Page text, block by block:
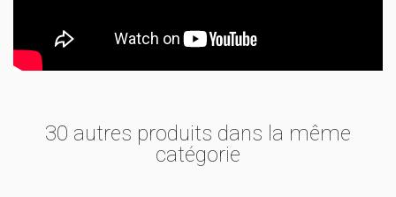
30 autres produits dans la même
catégorie